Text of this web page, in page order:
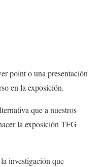
point o una presentación
en la exposición.
que a nuestros
la exposición TFG
investigación que